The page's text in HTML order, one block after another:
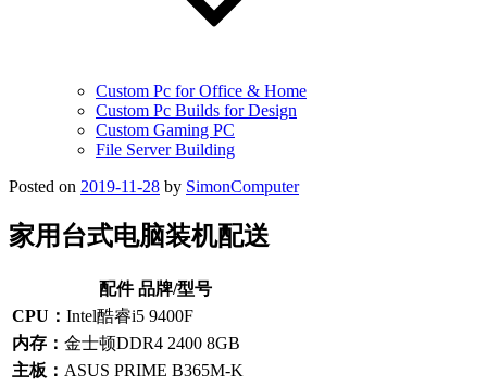
Custom Pc for Office & Home
Custom Pc Builds for Design
Custom Gaming PC
File Server Building
Posted on 2019-11-28 by SimonComputer
家用台式电脑装机配送
配件 品牌/型号
CPU： Intel酷睿i5 9400F
内存： 金士顿DDR4 2400 8GB
主板： ASUS PRIME B365M-K